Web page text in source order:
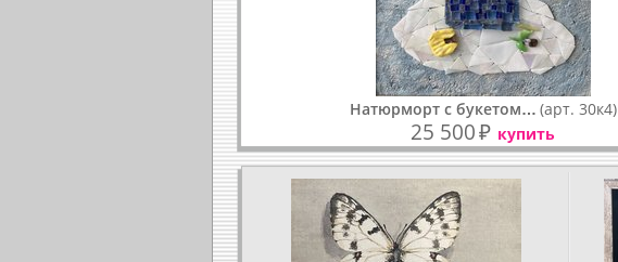
Натюрморт с букетом… (арт. 30к4)
25 500₽ купить